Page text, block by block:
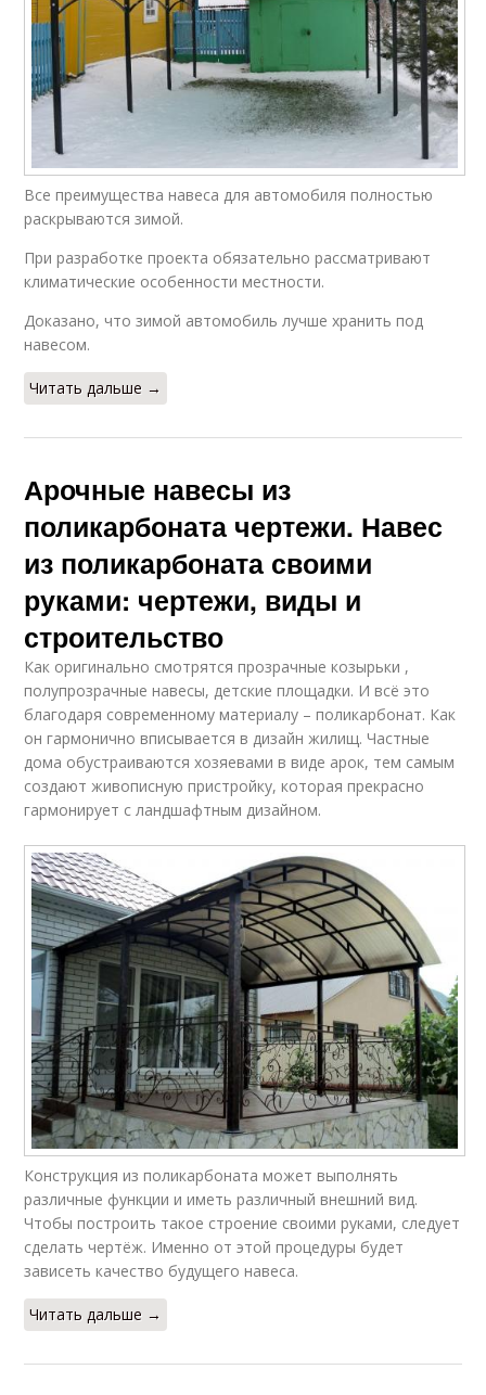
Все преимущества навеса для автомобиля полностью
раскрываются зимой.
При разработке проекта обязательно рассматривают
климатические особенности местности.
Доказано, что зимой автомобиль лучше хранить под
навесом.
Читать дальше →
Арочные навесы из
поликарбоната чертежи. Навес
из поликарбоната своими
руками: чертежи, виды и
строительство
Как оригинально смотрятся прозрачные козырьки ,
полупрозрачные навесы, детские площадки. И всё это
благодаря современному материалу – поликарбонат. Как
он гармонично вписывается в дизайн жилищ. Частные
дома обустраиваются хозяевами в виде арок, тем самым
создают живописную пристройку, которая прекрасно
гармонирует с ландшафтным дизайном.
Конструкция из поликарбоната может выполнять
различные функции и иметь различный внешний вид.
Чтобы построить такое строение своими руками, следует
сделать чертёж. Именно от этой процедуры будет
зависеть качество будущего навеса.
Читать дальше →